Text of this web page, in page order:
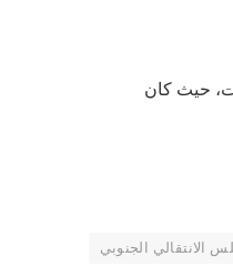
حيث كان
الانتقالي الجنوبي